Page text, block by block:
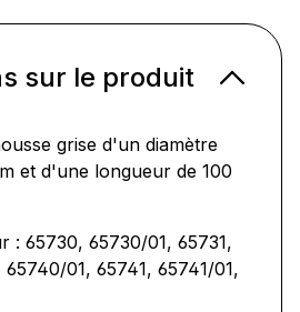
sur le produit
grise d'un diamètre
et d'une longueur de 100
: 65730, 65730/01, 65731,
01, 65741, 65741/01,